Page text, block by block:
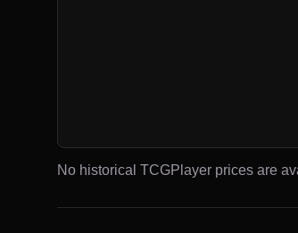
No historical TCGPlayer prices are